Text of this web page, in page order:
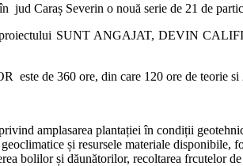
jud Caraș Severin o nouă serie de 21 de
SUNT ANGAJAT, DEVIN
este de 360 ore, din care 120 ore de teorie si
amplasarea plantației în condiții
și resursele materiale
bolilor și dăunătorilor, recoltarea frcutelor